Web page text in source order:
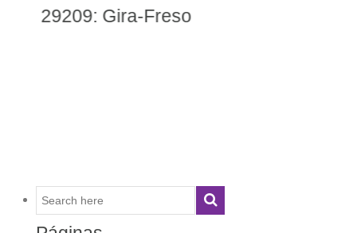
50085: Gira Play